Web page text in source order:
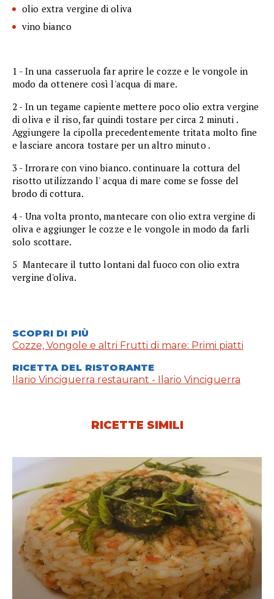
olio extra vergine di oliva
vino bianco
1 - In una casseruola far aprire le cozze e le vongole in
modo da ottenere così l'acqua di mare.
2 - In un tegame capiente mettere poco olio extra vergine
di oliva e il riso, far quindi tostare per circa 2 minuti .
Aggiungere la cipolla precedentemente tritata molto fine
e lasciare ancora tostare per un altro minuto .
3 - Irrorare con vino bianco. continuare la cottura del
risotto utilizzando l' acqua di mare come se fosse del
brodo di cottura.
4 - Una volta pronto, mantecare con olio extra vergine di
oliva e aggiunger le cozze e le vongole in modo da farli
solo scottare.
5  Mantecare il tutto lontani dal fuoco con olio extra
vergine d'oliva.
SCOPRI DI PIÙ
Cozze, Vongole e altri Frutti di mare: Primi piatti
RICETTA DEL RISTORANTE
Ilario Vinciguerra restaurant - Ilario Vinciguerra
RICETTE SIMILI